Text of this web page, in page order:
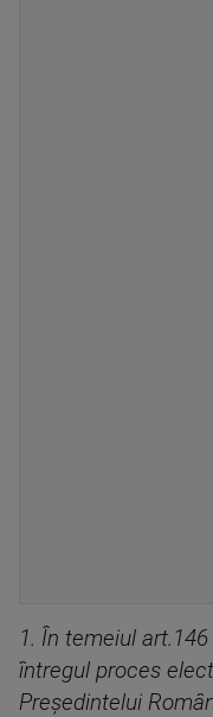
1. În temeiul
întregul proces
Președintelui